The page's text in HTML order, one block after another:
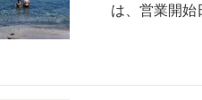
は、営業開